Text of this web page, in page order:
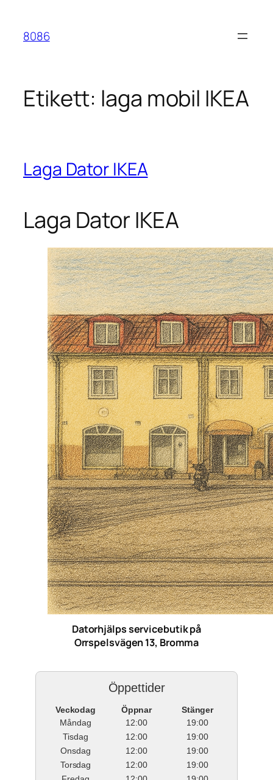
innehåll
8086
Etikett: laga mobil IKEA
Laga Dator IKEA
Laga Dator IKEA
Datorhjälps servicebutik på
Orrspelsvägen 13, Bromma
Öppettider
Veckodag Öppnar
Stänger
Måndag
12:00
19:00
Tisdag
12:00
19:00
Onsdag
12:00
19:00
Torsdag
12:00
19:00